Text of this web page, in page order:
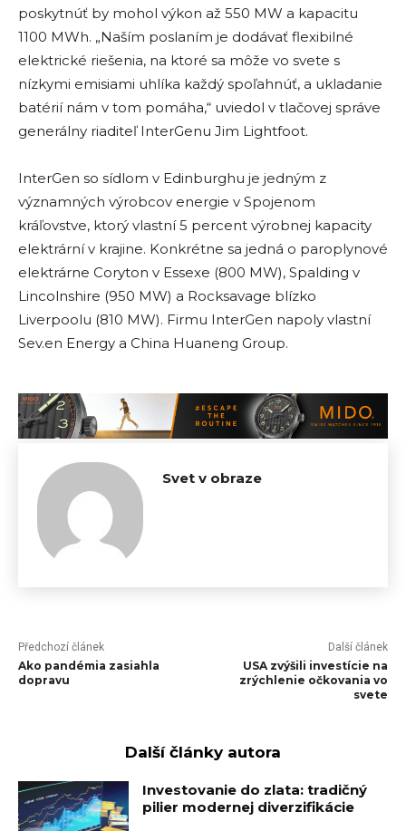
poskytnúť by mohol výkon až 550 MW a kapacitu
1100 MWh. „Naším poslaním je dodávať flexibilné
elektrické riešenia, na ktoré sa môže vo svete s
nízkymi emisiami uhlíka každý spoľahnúť, a ukladanie
batérií nám v tom pomáha,“ uviedol v tlačovej správe
generálny riaditeľ InterGenu Jim Lightfoot.
InterGen so sídlom v Edinburghu je jedným z
významných výrobcov energie v Spojenom
kráľovstve, ktorý vlastní 5 percent výrobnej kapacity
elektrární v krajine. Konkrétne sa jedná o paroplynové
elektrárne Coryton v Essexe (800 MW), Spalding v
Lincolnshire (950 MW) a Rocksavage blízko
Liverpoolu (810 MW). Firmu InterGen napoly vlastní
Sev.en Energy a China Huaneng Group.
Svet v obraze
Předchozí článek
Ako pandémia zasiahla
dopravu
Další článek
USA zvýšili investície na
zrýchlenie očkovania vo
svete
Další články autora
Investovanie do zlata: tradičný
pilier modernej diverzifikácie